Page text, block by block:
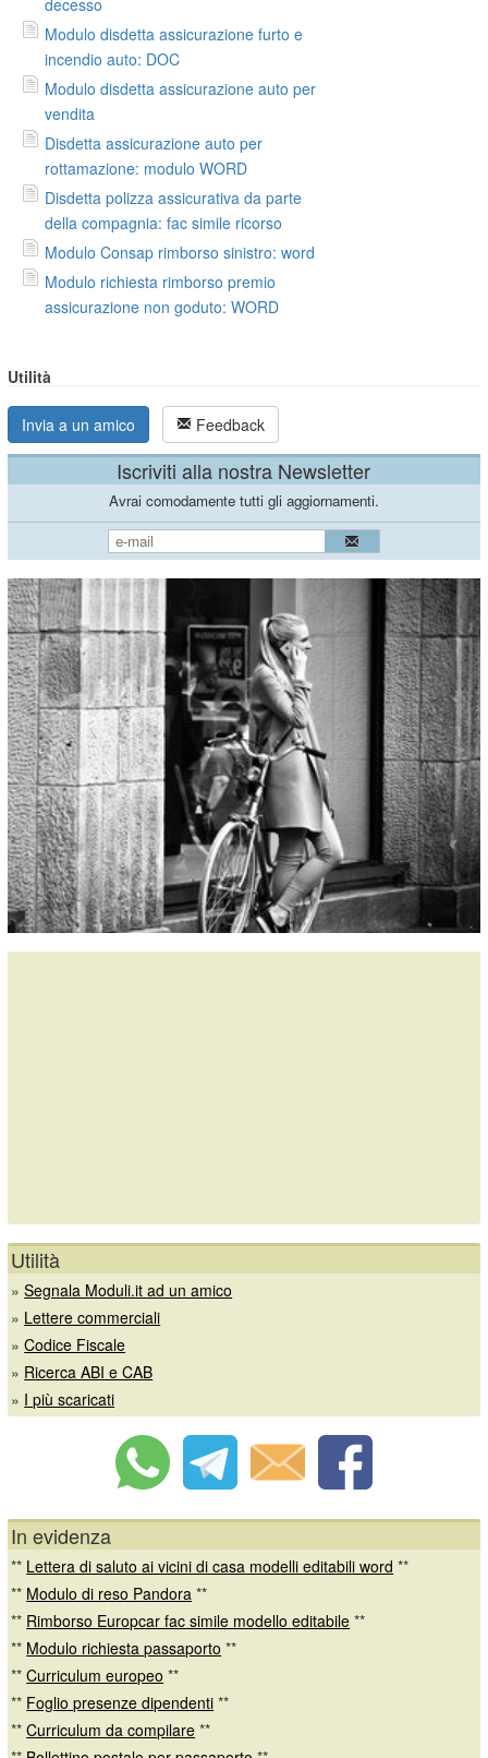
Modulo disdetta assicurazione furto e
incendio auto: DOC
Modulo disdetta assicurazione auto per
vendita
Disdetta assicurazione auto per
rottamazione: modulo WORD
Disdetta polizza assicurativa da parte
della compagnia: fac simile ricorso
Modulo Consap rimborso sinistro: word
Modulo richiesta rimborso premio
assicurazione non goduto: WORD
Utilità
Invia a un amico Feedback
Iscriviti alla nostra Newsletter
Avrai comodamente tutti gli aggiornamenti.
Utilità
»Segnala Moduli.it ad un amico
» Lettere commerciali
»Codice Fiscale
» Ricerca ABI e CAB
» I più scaricati
In evidenza
** Lettera di saluto ai vicini di casa modelli editabili word **
** Modulo di reso Pandora **
** Rimborso Europcar fac simile modello editabile **
** Modulo richiesta passaporto **
**Curriculum europeo **
** Foglio presenze dipendenti **
**Curriculum da compilare **